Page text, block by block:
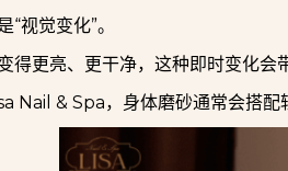
“视觉变化”。
得更亮、更干净，这种即时变化会
Nail & Spa，身体磨砂通常会搭配